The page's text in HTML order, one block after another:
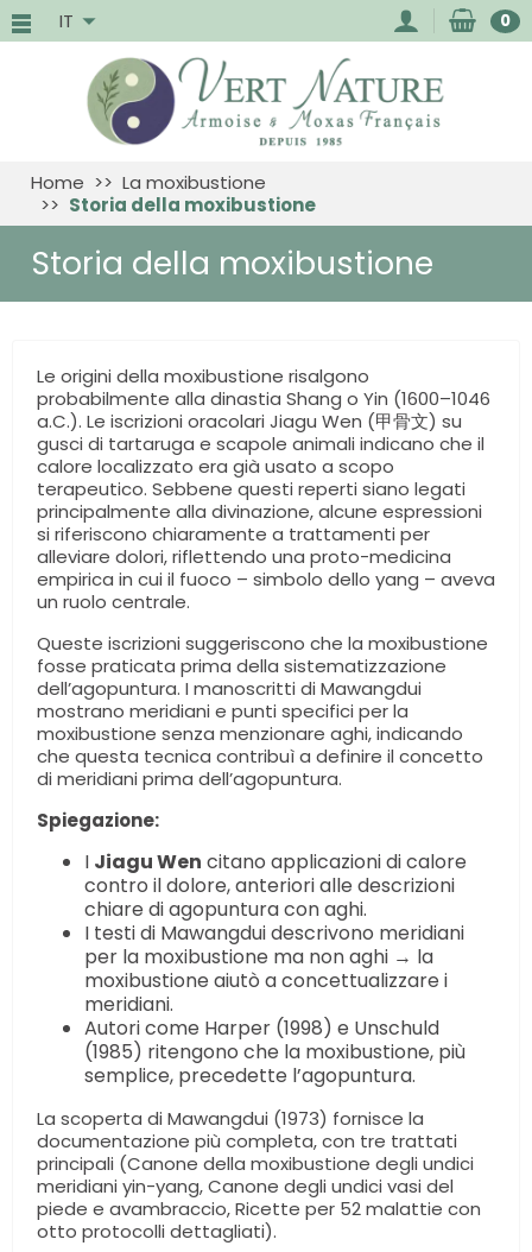
IT 0
Home
La moxibustione
Storia della moxibustione
Storia della moxibustione
Le origini della moxibustione risalgono
probabilmente alla dinastia Shang o Yin (1600–1046
a.C.). Le iscrizioni oracolari Jiagu Wen (甲骨文) su
gusci di tartaruga e scapole animali indicano che il
calore localizzato era già usato a scopo
terapeutico. Sebbene questi reperti siano legati
principalmente alla divinazione, alcune espressioni
si riferiscono chiaramente a trattamenti per
alleviare dolori, riflettendo una proto-medicina
empirica in cui il fuoco – simbolo dello yang – aveva
un ruolo centrale.
Queste iscrizioni suggeriscono che la moxibustione
fosse praticata prima della sistematizzazione
dell’agopuntura. I manoscritti di Mawangdui
mostrano meridiani e punti specifici per la
moxibustione senza menzionare aghi, indicando
che questa tecnica contribuì a definire il concetto
di meridiani prima dell’agopuntura.
Spiegazione:
I Jiagu Wen citano applicazioni di calore
contro il dolore, anteriori alle descrizioni
chiare di agopuntura con aghi.
I testi di Mawangdui descrivono meridiani
per la moxibustione ma non aghi → la
moxibustione aiutò a concettualizzare i
meridiani.
Autori come Harper (1998) e Unschuld
(1985) ritengono che la moxibustione, più
semplice, precedette l’agopuntura.
La scoperta di Mawangdui (1973) fornisce la
documentazione più completa, con tre trattati
principali (Canone della moxibustione degli undici
meridiani yin-yang, Canone degli undici vasi del
piede e avambraccio, Ricette per 52 malattie con
otto protocolli dettagliati).